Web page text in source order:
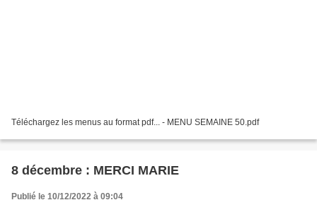
Téléchargez les menus au format pdf... - MENU SEMAINE 50.pdf
8 décembre : MERCI MARIE
Publié le 10/12/2022 à 09:04